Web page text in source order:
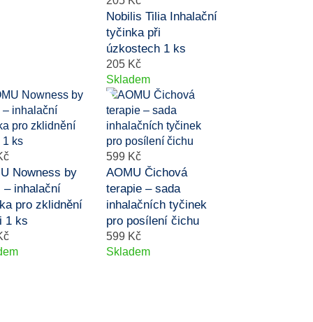
Nobilis Tilia Inhalační
tyčinka při
úzkostech 1 ks
205 Kč
Skladem
Nowness by
– inhalační
pro zklidnění
1 ks
599 Kč
AOMU Čichová
terapie – sada
inhalačních tyčinek
pro posílení čichu
599 Kč
Skladem